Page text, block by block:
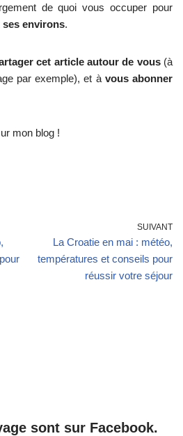
de quoi vous occuper pour
environs.
cet article autour de vous(à
par exemple), et à vous abonner
mon blog !
SUIVANT
La Croatie en mai : météo,
températures et conseils pour
réussir votre séjour
sont sur Facebook.